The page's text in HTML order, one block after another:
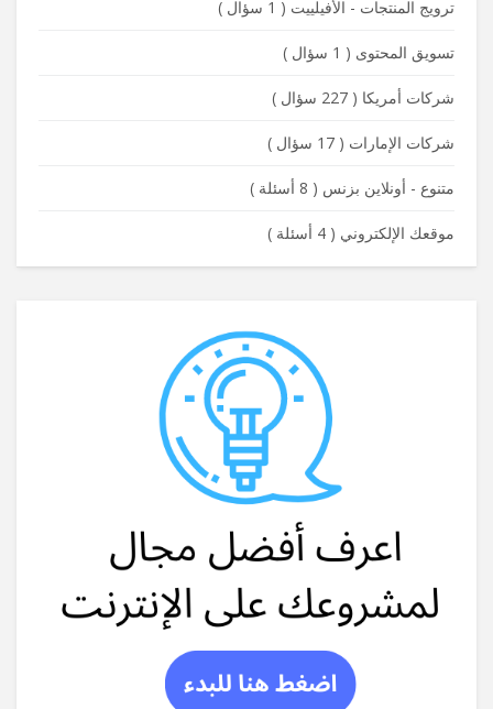
ترويج المنتجات - الأفيلييت ( 1 سؤال )
تسويق المحتوى ( 1 سؤال )
شركات أمريكا ( 227 سؤال )
شركات الإمارات ( 17 سؤال )
متنوع - أونلاين بزنس ( 8 أسئلة )
موقعك الإلكتروني ( 4 أسئلة )